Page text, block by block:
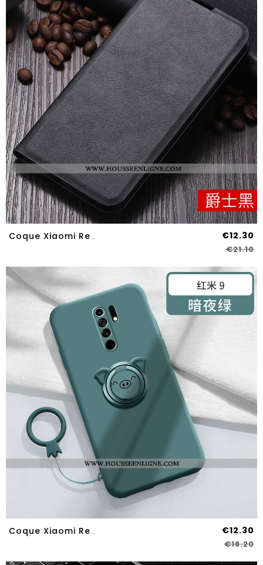
Coque Xiaomi Redmi 9 Cuir Fluide Doux Téléphone Portable Petit Rouge Tout Compris Noir €12.30
€21.10
Coque Xiaomi Redmi 9 Tendance Légère Silicone Incassable Téléphone Portable Support Magnétisme Verte €12.30
€18.20